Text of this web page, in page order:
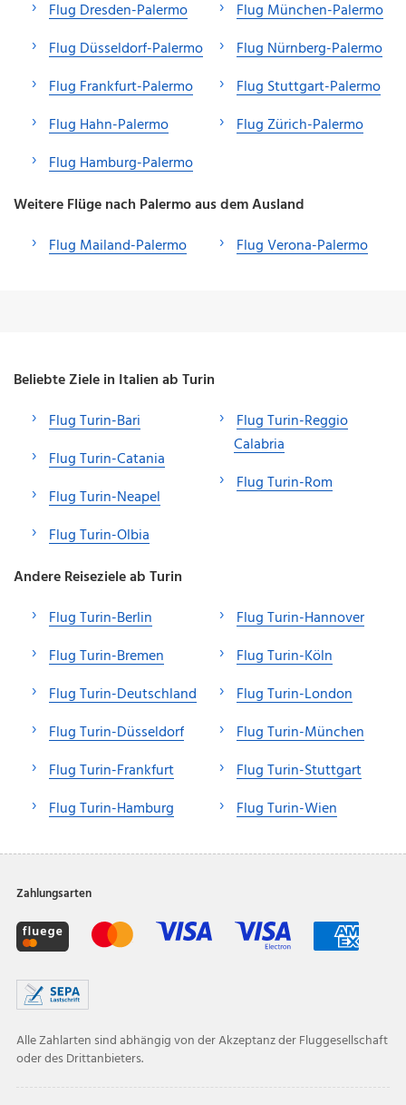
Flug Dresden-Palermo
Flug Düsseldorf-Palermo
Flug Frankfurt-Palermo
Flug Hahn-Palermo
Flug Hamburg-Palermo
Flug München-Palermo
Flug Nürnberg-Palermo
Flug Stuttgart-Palermo
Flug Zürich-Palermo
Weitere Flüge nach Palermo aus dem Ausland
Flug Mailand-Palermo
Flug Verona-Palermo
Beliebte Ziele in Italien ab Turin
Flug Turin-Bari
Flug Turin-Catania
Flug Turin-Neapel
Flug Turin-Olbia
Flug Turin-Reggio
Calabria
Flug Turin-Rom
Andere Reiseziele ab Turin
Flug Turin-Berlin
Flug Turin-Bremen
Flug Turin-Deutschland
Flug Turin-Düsseldorf
Flug Turin-Frankfurt
Flug Turin-Hamburg
Flug Turin-Hannover
Flug Turin-Köln
Flug Turin-London
Flug Turin-München
Flug Turin-Stuttgart
Flug Turin-Wien